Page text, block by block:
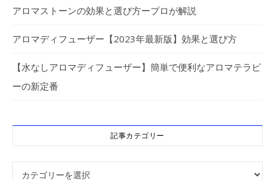
アロマストーンの効果と選び方ープロが解説
アロマディフューザー【2023年最新版】効果と選び方
【水なしアロマディフューザー】簡単で便利なアロマテラピ
ーの新定番
記事カテゴリー
記事カテゴリー